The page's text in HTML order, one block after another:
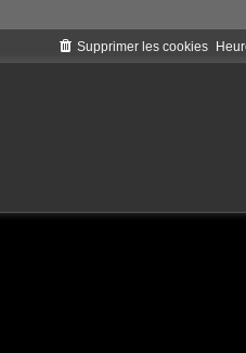
Supprimer les cookies